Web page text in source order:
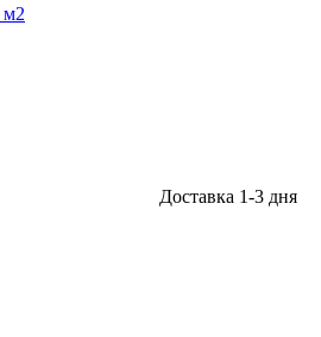
м2
Доставка 1-3 дня